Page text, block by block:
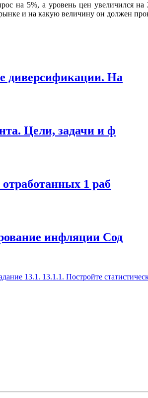
на 5%, а уровень цен увеличился
и на какую величину он должен
диверсификации. На
Цели, задачи и ф
1 раб
инфляции Сод
13.1. 13.1.1. Постройте